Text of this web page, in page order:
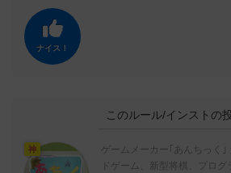
ナイス！
このルール/インストの
神
ゲームメーカー｢あんちっく｣
ドゲーム、新型将棋、プログ